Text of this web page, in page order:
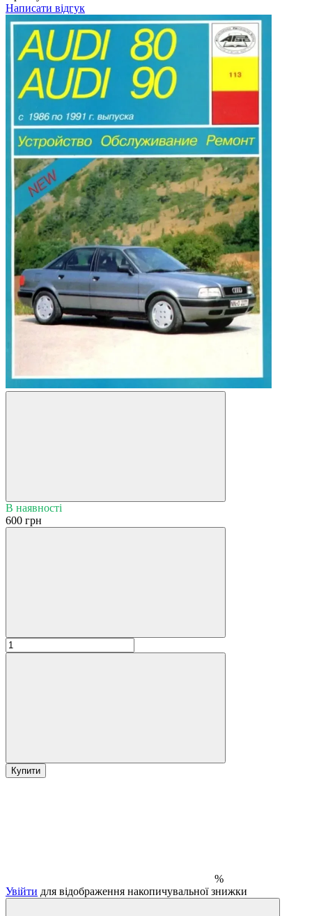
Написати відгук
В наявності
600 грн
Купити
%
Увійти для відображення накопичувальної знижки